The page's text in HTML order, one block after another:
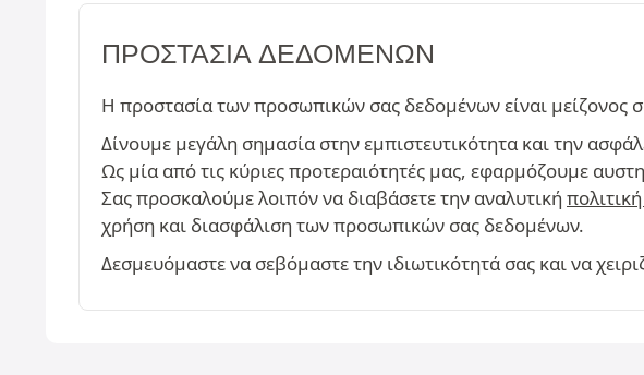
ΠΡΟΣΤΑΣΊΑ ΔΕΔΟΜΈΝΩΝ
Η προστασία των προσωπικών σας δεδομένων είναι μείζονος
Δίνουμε μεγάλη σημασία στην εμπιστευτικότητα και την
Ως μία από τις κύριες προτεραιότητές μας, εφαρμόζουμε
Σας προσκαλούμε λοιπόν να διαβάσετε την αναλυτική
χρήση και διασφάλιση των προσωπικών σας δεδομένων.
Δεσμευόμαστε να σεβόμαστε την ιδιωτικότητά σας και να